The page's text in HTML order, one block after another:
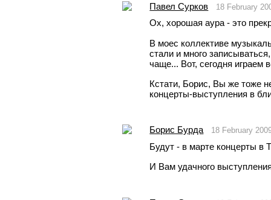
Павел Сурков 18 February
Ох, хорошая аура - это
В моес коллективе
стали и много
чаще... Вот, сегодня играем
Кстати, Борис, Вы же тоже
концерты-выступления в
Борис Бурда 18 February
Будут - в марте концерты в
И Вам удачного